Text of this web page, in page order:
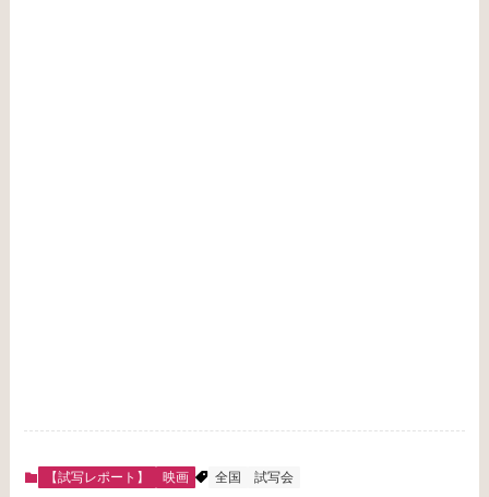
【試写レポート】 映画 全国 試写会